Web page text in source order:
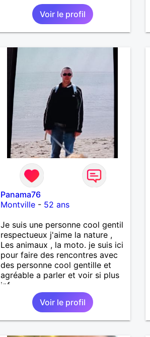
Voir le profil
Panama76
Montville- 52 ans
Je suis une personne cool gentil
respectueux j'aime la nature ,
Les animaux , la moto. je suis ici
pour faire des rencontres avec
des personne cool gentille et
agréable a parler et voir si plus
inf
Voir le profil